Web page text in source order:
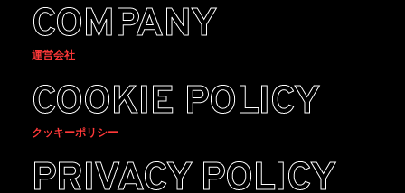
COMPANY
運営会社
COOKIE POLICY
クッキーポリシー
PRIVACY POLICY